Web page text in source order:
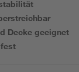
Decke geeignet